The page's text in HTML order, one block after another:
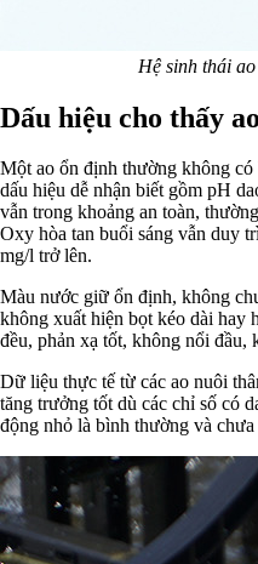
Hệ sinh thái
Dấu hiệu cho thấy
Một ao ổn định thường không
dấu hiệu dễ nhận biết gồm pH
vẫn trong khoảng an toàn,
Oxy hòa tan buổi sáng vẫn duy
mg/l trở lên.
Màu nước giữ ổn định, không
không xuất hiện bọt kéo dài hay
đều, phản xạ tốt, không nổi đầu,
Dữ liệu thực tế từ các ao nuôi
tăng trưởng tốt dù các chỉ số có
động nhỏ là bình thường và